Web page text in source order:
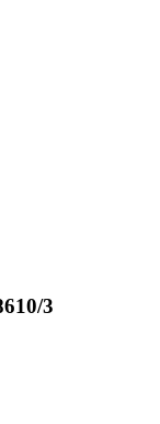
3